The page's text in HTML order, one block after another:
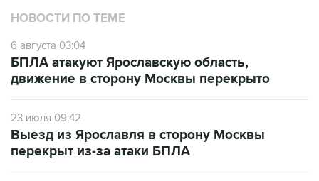
НОВОСТИ ПО ТЕМЕ
6 августа 03:04
БПЛА атакуют Ярославскую область,
движение в сторону Москвы перекрыто
23 июля 09:42
Выезд из Ярославля в сторону Москвы
перекрыт из-за атаки БПЛА